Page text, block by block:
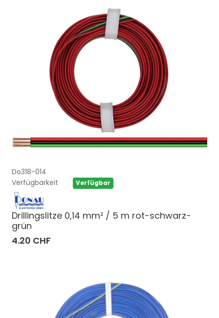
Do318-014
Verfügbarkeit
Verfügbar
Drillingslitze 0,14 mm² / 5 m rot-schwarz-
grün
4.20 CHF